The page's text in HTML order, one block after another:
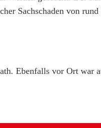
Sachschaden von
Ebenfalls vor Ort war